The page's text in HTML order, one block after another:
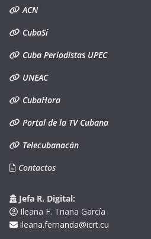
ACN
CubaSí
Cuba Periodistas UPEC
UNEAC
CubaHora
Portal de la TV Cubana
Telecubanacán
Contactos
Jefa R. Digital:
Ileana F. Triana García
ileana.fernanda@icrt.cu